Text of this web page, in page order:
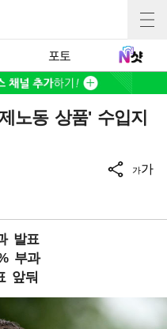
포토
노동 상품' 수입지
가가
발표
부과
앞둬